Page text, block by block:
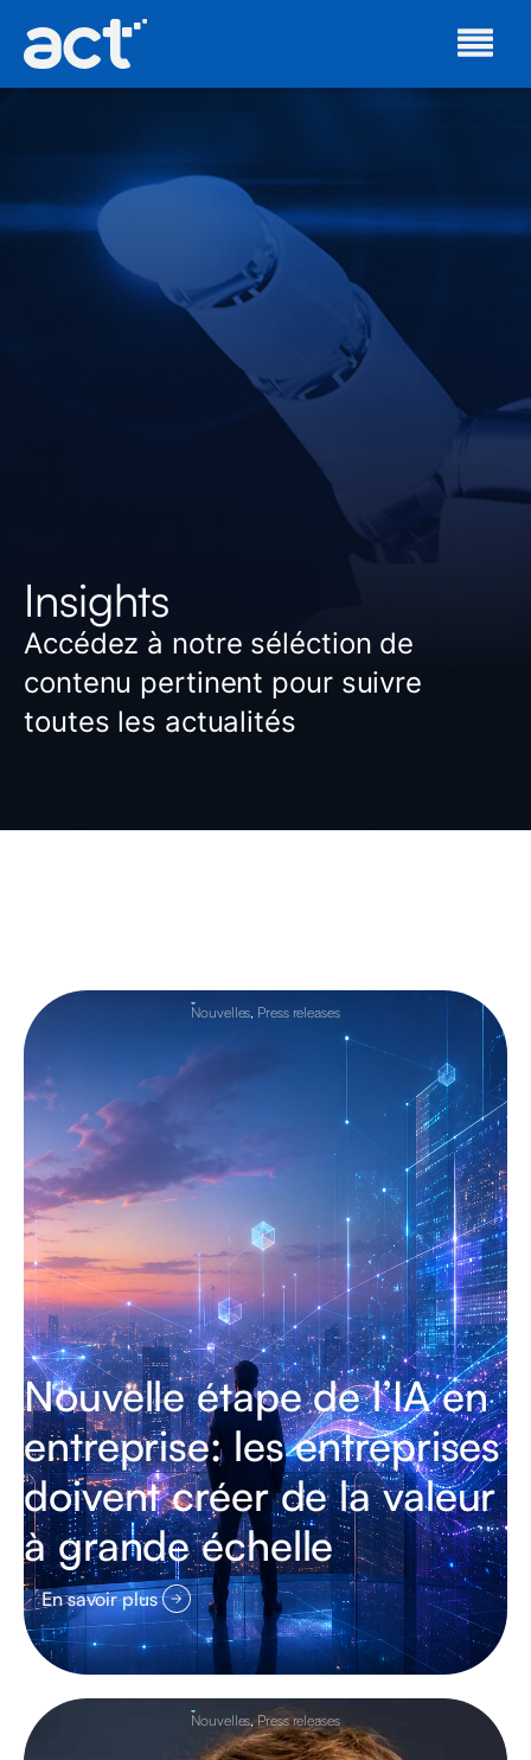
Insights
Accédez à notre séléction de
contenu pertinent pour suivre
toutes les actualités
Nouvelles, Press releases
Nouvelle étape de l’IA en
entreprise: les entreprises
doivent créer de la valeur
à grande échelle
En savoir plus
Nouvelles,Press releases